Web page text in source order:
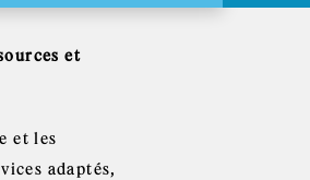
et
et les
adaptés,